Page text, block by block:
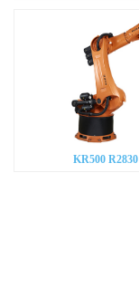
KR500 R2830